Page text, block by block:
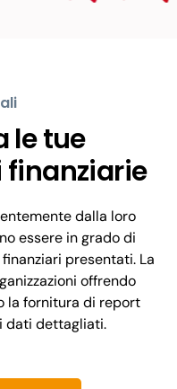
le tue
dalla loro
essere in grado di
presentati. La
offrendo
la fornitura di report
dati dettagliati.